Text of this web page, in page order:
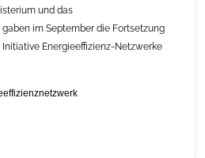
und das
im September die Fortsetzung
Energieeffizienz-Netzwerke